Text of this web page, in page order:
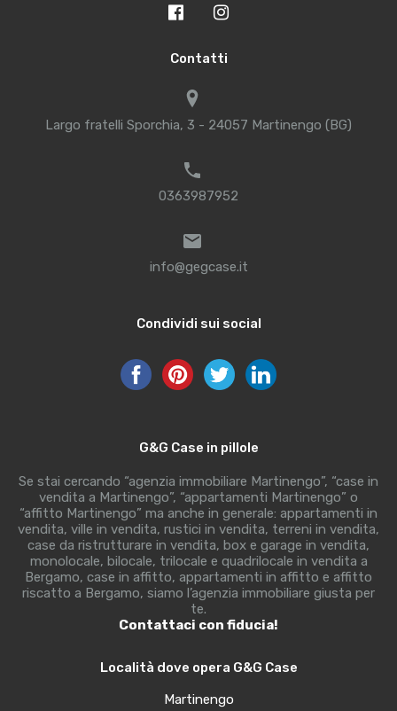
Contatti
Largo fratelli Sporchia, 3 - 24057 Martinengo (BG)
0363987952
info@gegcase.it
Condividi sui social
G&G Case in pillole
Se stai cercando “agenzia immobiliare Martinengo”, “case in
vendita a Martinengo”, “appartamenti Martinengo” o
“affitto Martinengo” ma anche in generale: appartamenti in
vendita, ville in vendita, rustici in vendita, terreni in vendita,
case da ristrutturare in vendita, box e garage in vendita,
monolocale, bilocale, trilocale e quadrilocale in vendita a
Bergamo, case in affitto, appartamenti in affitto e affitto
riscatto a Bergamo, siamo l’agenzia immobiliare giusta per
te.
Contattaci con fiducia!
Località dove opera G&G Case
Martinengo